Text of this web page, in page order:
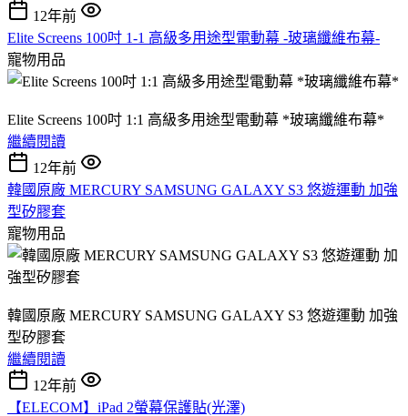
12年前
Elite Screens 100吋 1-1 高級多用途型電動幕 -玻璃纖維布幕-
寵物用品
Elite Screens 100吋 1:1 高級多用途型電動幕 *玻璃纖維布幕*
繼續閱讀
12年前
韓國原廠 MERCURY SAMSUNG GALAXY S3 悠遊運動 加強
型矽膠套
寵物用品
韓國原廠 MERCURY SAMSUNG GALAXY S3 悠遊運動 加強
型矽膠套
繼續閱讀
12年前
【ELECOM】iPad 2螢幕保護貼(光澤)